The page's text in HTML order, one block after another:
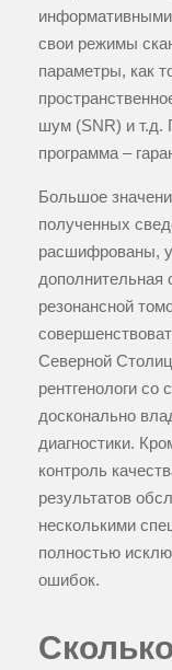
свои режимы
параметры, как
шум (SNR) и т.д.
программа –
Большое
полученных
расшифрованы,
дополнительная
резонансной
Северной
рентгенологи со
досконально
диагностики.
контроль
результатов
несколькими
полностью
ошибок.